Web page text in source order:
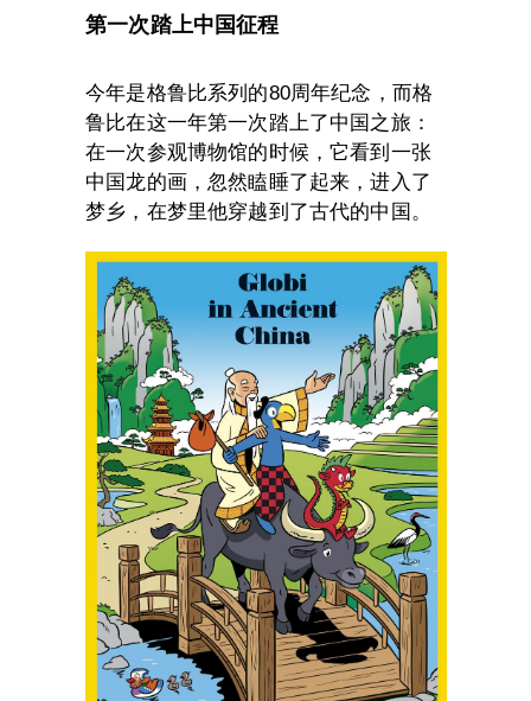
第一次踏上中国征程
今年是格鲁比系列的80周年纪念，而格
鲁比在这一年第一次踏上了中国之旅：
在一次参观博物馆的时候，它看到一张
中国龙的画，忽然瞌睡了起来，进入了
梦乡，在梦里他穿越到了古代的中国。